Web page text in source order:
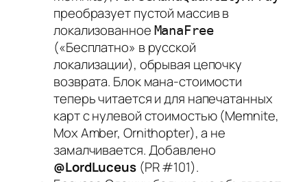
преобразует пустой массив в
локализованное ManaFree
(«Бесплатно» в русской
локализации), обрывая цепочку
возврата. Блок мана-стоимости
теперь читается и для напечатанных
карт с нулевой стоимостью (Memnite,
Mox Amber, Ornithopter), а не
замалчивается. Добавлено
@LordLuceus(PR #101).